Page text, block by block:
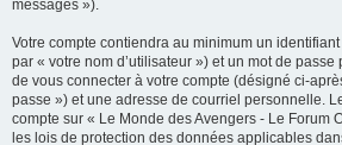
messages »).
Votre compte contiendra au minimum un
par « votre nom d’utilisateur ») et un mot de
de vous connecter à votre compte (désigné ci-
passe ») et une adresse de courriel personnelle.
compte sur « Le Monde des Avengers - Le Forum
les lois de protection des données applicables